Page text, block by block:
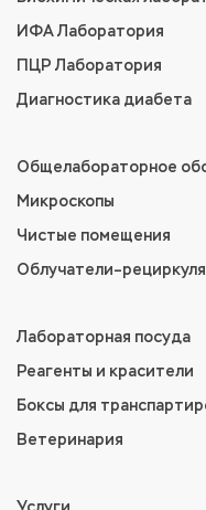
ИФА Лаборатория
ПЦР Лаборатория
Диагностика диабета
Общелабораторное
Микроскопы
Чистые помещения
Лабораторная посуда
Реагенты и красители
Боксы для
Ветеринария